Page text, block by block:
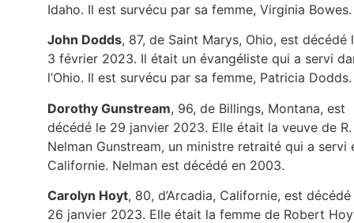
Idaho. Il est survécu par sa femme, Virginia
John Dodds, 87, de Saint Marys, Ohio, est décédé
3 février 2023. Il était un évangéliste qui a servi
l’Ohio. Il est survécu par sa femme, Patricia Dodds.
Dorothy Gunstream, 96, de Billings, Montana, est
décédé le 29 janvier 2023. Elle était la veuve de R.
Nelman Gunstream, un ministre retraité qui a servi
Californie. Nelman est décédé en 2003.
Carolyn Hoyt, 80, d’Arcadia, Californie, est décédé
26 janvier 2023. Elle était la femme de Robert